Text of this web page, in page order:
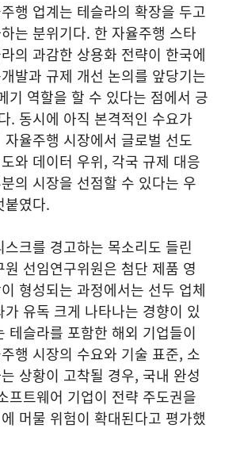
행 업계는 테슬라의 확장을 두고
는 분위기다. 한 자율주행 스타
의 과감한 상용화 전략이 한국에
발과 규제 개선 논의를 앞당기는
기 역할을 할 수 있다는 점에서 긍
. 동시에 아직 본격적인 수요가
율주행 시장에서 글로벌 선도
와 데이터 우위, 각국 규제 대응
의 시장을 선점할 수 있다는 우
붙였다.
크를 경고하는 목소리도 들린
선임연구위원은 첨단 제품 영
형성되는 과정에서는 선두 업체
유독 크게 나타나는 경향이 있
테슬라를 포함한 해외 기업들이
행 시장의 수요와 기술 표준, 소
상황이 고착될 경우, 국내 완성
프트웨어 기업이 전략 주도권을
머물 위험이 확대된다고 평가했